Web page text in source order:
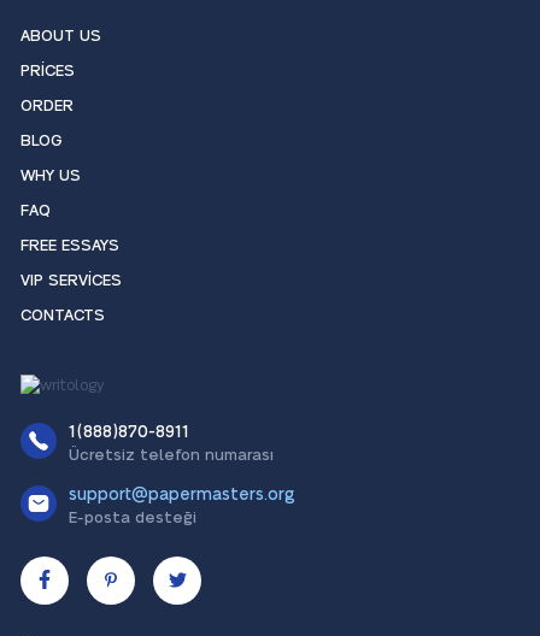
ABOUT US
PRICES
ORDER
BLOG
WHY US
FAQ
FREE ESSAYS
VIP SERVICES
CONTACTS
1(888)870-8911
Ücretsiz telefon numarası
support@papermasters.org
E-posta desteği